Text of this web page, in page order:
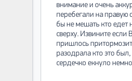
внимание и очень
перебегали на правую
бы не мешать кто едет
сверху. Извините если
пришлось
разодрала кто это
сердечко екнуло